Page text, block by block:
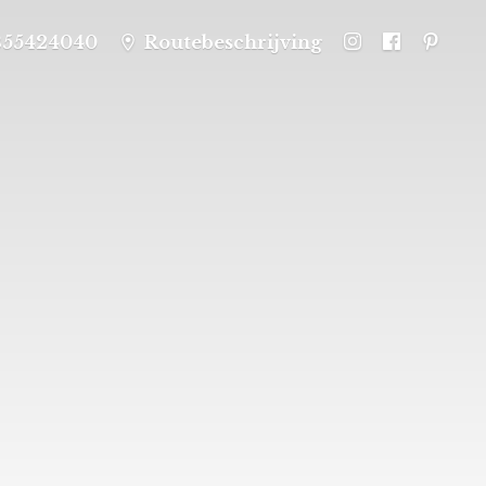
Routebeschrijving